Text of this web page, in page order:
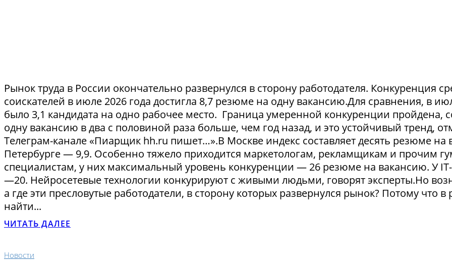
Рынок труда в России окончательно развернулся в сторону работодателя. Конкуренция
соискателей в июле 2026 года достигла 8,7 резюме на одну вакансию.Для сравнения, в
было 3,1 кандидата на одно рабочее место. Граница умеренной конкуренции пройдена,
одну вакансию в два с половиной раза больше, чем год назад, и это устойчивый тренд,
Телеграм-канале «Пиарщик hh.ru пишет…».В Москве индекс составляет десять резюме на
Петербурге — 9,9. Особенно тяжело приходится маркетологам, рекламщикам и прочим
специалистам, у них максимальный уровень конкуренции — 26 резюме на вакансию. У
—20. Нейросетевые технологии конкурируют с живыми людьми, говорят эксперты.Но
а где эти пресловутые работодатели, в сторону которых развернулся рынок? Потому что в
найти...
ЧИТАТЬ ДАЛЕЕ
Новости